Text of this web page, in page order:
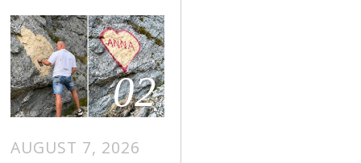
02
AUGUST 7, 2026